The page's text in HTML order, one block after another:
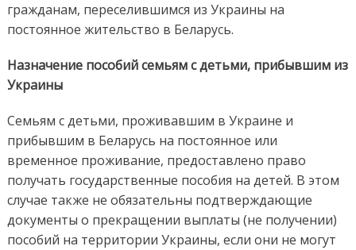
гражданам, переселившимся из Украины на
постоянное жительство в Беларусь.
Назначение пособий семьям с детьми, прибывшим из
Украины
Семьям с детьми, проживавшим в Украине и
прибывшим в Беларусь на постоянное или
временное проживание, предоставлено право
получать государственные пособия на детей. В этом
случае также не обязательны подтверждающие
документы о прекращении выплаты (не получении)
пособий на территории Украины, если они не могут